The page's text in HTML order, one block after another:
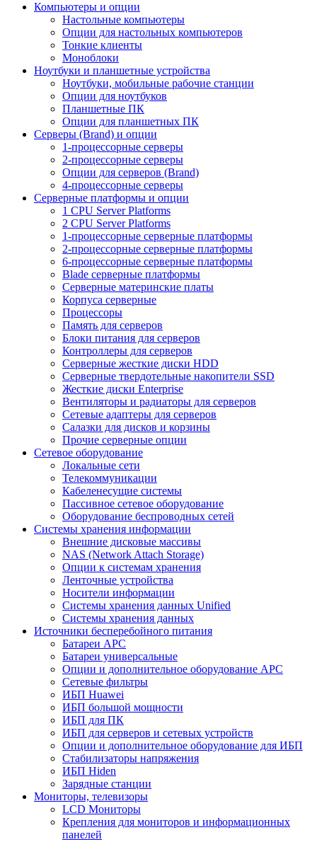
Компьютеры и опции
Настольные компьютеры
Опции для настольных компьютеров
Тонкие клиенты
Моноблоки
Ноутбуки и планшетные устройства
Ноутбуки, мобильные рабочие станции
Опции для ноутбуков
Планшетные ПК
Опции для планшетных ПК
Серверы (Brand) и опции
1-процессорные серверы
2-процессорные серверы
Опции для серверов (Brand)
4-процессорные серверы
Серверные платформы и опции
1 CPU Server Platforms
2 CPU Server Platforms
1-процессорные серверные платформы
2-процессорные серверные платформы
6-процессорные серверные платформы
Blade серверные платформы
Серверные материнские платы
Корпуса серверные
Процессоры
Память для серверов
Блоки питания для серверов
Контроллеры для серверов
Серверные жесткие диски HDD
Серверные твердотельные накопители SSD
Жесткие диски Enterprise
Вентиляторы и радиаторы для серверов
Сетевые адаптеры для серверов
Салазки для дисков и корзины
Прочие серверные опции
Сетевое оборудование
Локальные сети
Телекоммуникации
Кабеленесущие системы
Пассивное сетевое оборудование
Оборудование беспроводных сетей
Системы хранения информации
Внешние дисковые массивы
NAS (Network Attach Storage)
Опции к системам хранения
Ленточные устройства
Носители информации
Системы хранения данных Unified
Системы хранения данных
Источники бесперебойного питания
Батареи APC
Батареи универсальные
Опции и дополнительное оборудование АРС
Сетевые фильтры
ИБП Huawei
ИБП большой мощности
ИБП для ПК
ИБП для серверов и сетевых устройств
Опции и дополнительное оборудование для ИБП
Стабилизаторы напряжения
ИБП Hiden
Зарядные станции
Мониторы, телевизоры
LCD Мониторы
Крепления для мониторов и информационных
панелей